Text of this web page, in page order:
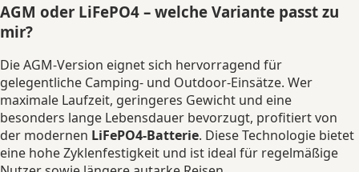
AGM oder LiFePO4 – welche Variante passt zu
mir?
Die AGM-Version eignet sich hervorragend für
gelegentliche Camping- und Outdoor-Einsätze. Wer
maximale Laufzeit, geringeres Gewicht und eine
besonders lange Lebensdauer bevorzugt, profitiert von
der modernen LiFePO4-Batterie. Diese Technologie bietet
eine hohe Zyklenfestigkeit und ist ideal für regelmäßige